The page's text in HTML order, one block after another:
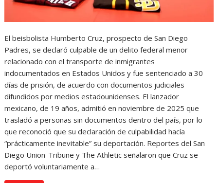
El beisbolista Humberto Cruz, prospecto de San Diego
Padres, se declaró culpable de un delito federal menor
relacionado con el transporte de inmigrantes
indocumentados en Estados Unidos y fue sentenciado a 30
días de prisión, de acuerdo con documentos judiciales
difundidos por medios estadounidenses. El lanzador
mexicano, de 19 años, admitió en noviembre de 2025 que
trasladó a personas sin documentos dentro del país, por lo
que reconoció que su declaración de culpabilidad hacía
“prácticamente inevitable” su deportación. Reportes del San
Diego Union-Tribune y The Athletic señalaron que Cruz se
deportó voluntariamente a…